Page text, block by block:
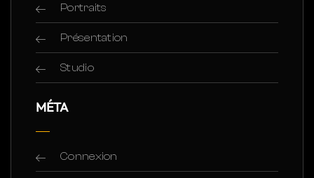
Portraits
Présentation
Studio
MÉTA
Connexion